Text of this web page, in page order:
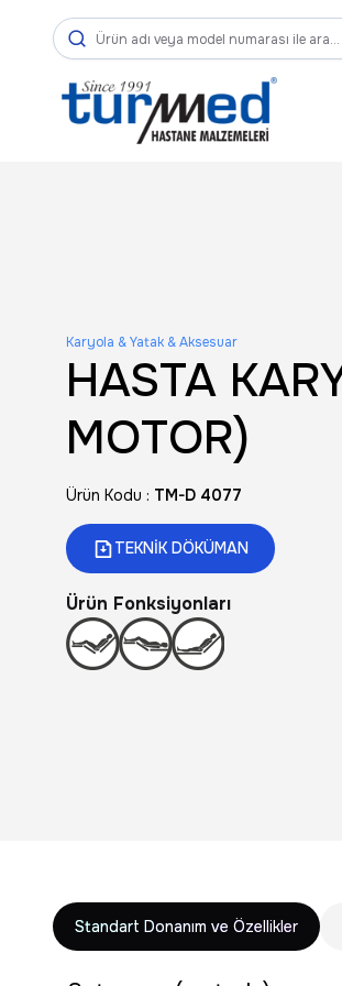
Karyola & Yatak & Aksesuar
HASTA
MOTOR)
Ürün Kodu : TM-D 4077
TEKNİK DÖKÜMAN
Ürün Fonksiyonları
Standart Donanım ve Özellikler